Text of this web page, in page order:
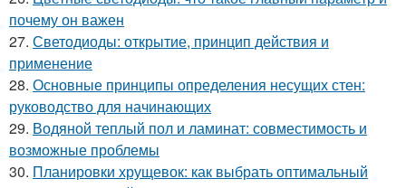
почему он важен
27. Светодиоды: открытие, принцип действия и
применение
28. Основные принципы определения несущих стен:
руководство для начинающих
29. Водяной теплый пол и ламинат: совместимость и
возможные проблемы
30. Планировки хрущевок: как выбрать оптимальный